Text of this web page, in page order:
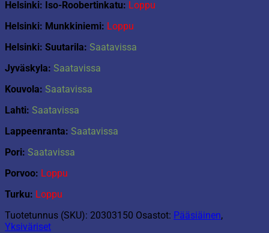
Helsinki: Iso-Roobertinkatu: Loppu
Helsinki: Munkkiniemi: Loppu
Helsinki: Suutarila: Saatavissa
Jyväskyla: Saatavissa
Kouvola: Saatavissa
Lahti: Saatavissa
Lappeenranta: Saatavissa
Pori: Saatavissa
Porvoo: Loppu
Turku: Loppu
Tuotetunnus (SKU): 20303150 Osastot: Pääsiäinen,
Yksiväriset